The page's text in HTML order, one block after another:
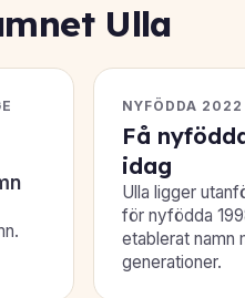
Ulla
NYFÖDDA 2022
Få
idag
Ulla ligger
för nyfödda
etablerat namn
generationer.